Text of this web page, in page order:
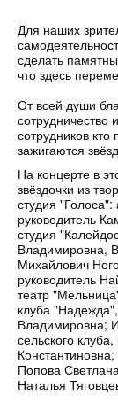
Для наших
сделать
что здесь
От всей души
сотрудников
зажигаются
На концерте в
звёздочки из
студия
руководитель
студия
Владимировна,
Михайлович
руководитель
театр
клуба
Владимировна;
сельского
Попова
Наталья